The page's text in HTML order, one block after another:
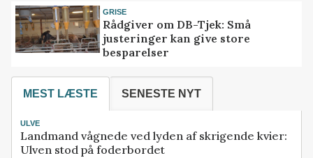
GRISE
Rådgiver om DB-Tjek: Små
justeringer kan give store
besparelser
MEST LÆSTE SENESTE NYT
ULVE
Landmand vågnede ved lyden af skrigende kvier:
Ulven stod på foderbordet